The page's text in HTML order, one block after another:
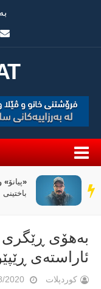
سەر
دێڕ
باختینی
بەهۆی ڕێگری
ئاراستەی
کوردپلات 6/18/2020